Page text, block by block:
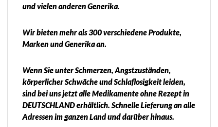
und vielen anderen Generika.
Wir bieten mehr als 300 verschiedene Produkte,
Marken und Generika an.
Wenn Sie unter Schmerzen, Angstzuständen,
körperlicher Schwäche und Schlaflosigkeit leiden,
sind bei uns jetzt alle Medikamente ohne Rezept in
DEUTSCHLAND erhältlich. Schnelle Lieferung an alle
Adressen im ganzen Land und darüber hinaus.